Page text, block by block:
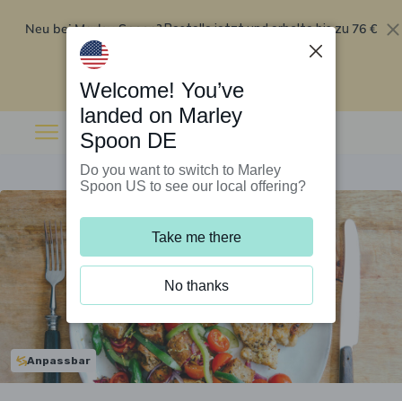
Neu bei Marley Spoon?Bestelle jetzt und erhalte bis zu 76 €
Rabatt auf deine ersten fünf Boxen
Anpassbar
Welcome! You’ve
landed on Marley
Spoon DE
Do you want to switch to Marley
Spoon US to see our local offering?
Take me there
No thanks